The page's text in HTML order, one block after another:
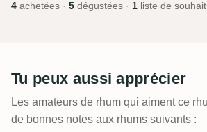
4 achetées · 5 dégustées · 1 liste de
Tu peux aussi apprécier
Les amateurs de rhum qui aiment ce
de bonnes notes aux rhums suivants :